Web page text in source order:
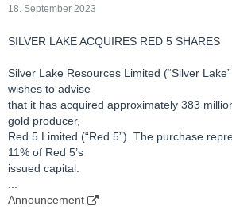
18. September 2023
SILVER LAKE ACQUIRES RED 5 SHARES
Silver Lake Resources Limited (“Silver
wishes to advise
that it has acquired approximately 383
gold producer,
Red 5 Limited (“Red 5”). The purchase
11% of Red 5’s
issued capital.
Announcement